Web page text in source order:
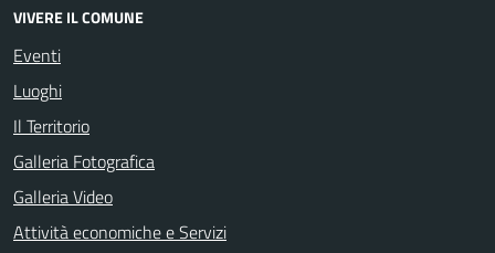
VIVERE IL COMUNE
Eventi
Luoghi
Il Territorio
Galleria Fotografica
Galleria Video
Attività economiche e Servizi